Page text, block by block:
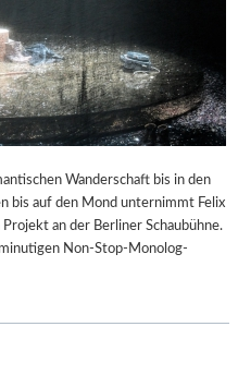
Wanderschaft bis in den
bis auf den Mond unternimmt Felix
an der Berliner Schaubühne.
Non-Stop-Monolog-